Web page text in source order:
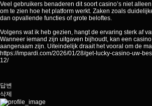
Veel gebruikers benaderen dit soort casino’s niet
om te zien hoe het platform werkt. Zaken zoals
dan opvallende functies of grote beloftes.
Volgens wat ik heb gezien, hangt de ervaring sterk af
Wanneer iemand zijn uitgaven bijhoudt, kan een
aangenaam zijn. Uiteindelijk draait het vooral om de
https://impardi.com/2026/01/28/get-lucky-casino-uw-
12/
답변
삭제